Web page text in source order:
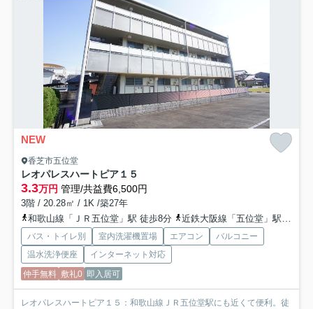
NEW
香芝市五位堂
レオパレスハートピア１５
3.3万円 管理/共益費6,500円
3階 / 20.28㎡ / 1K /築27年
和歌山線「ＪＲ五位堂」駅 徒歩8分
近鉄大阪線「五位堂」駅 徒歩10分
バス・トイレ別 室内洗濯機置場 エアコン
バルコニー
温水洗浄便座
インターネット対応
仲手無料 敷礼0 即入居可
レオパレスハートピア１５：和歌山線ＪＲ五位堂駅にも近くて便利。徒